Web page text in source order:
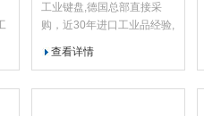
工业键盘,德国总部直接采
购，近30年进口工业品经验,
供一对一好的解决方案：货
查看详情